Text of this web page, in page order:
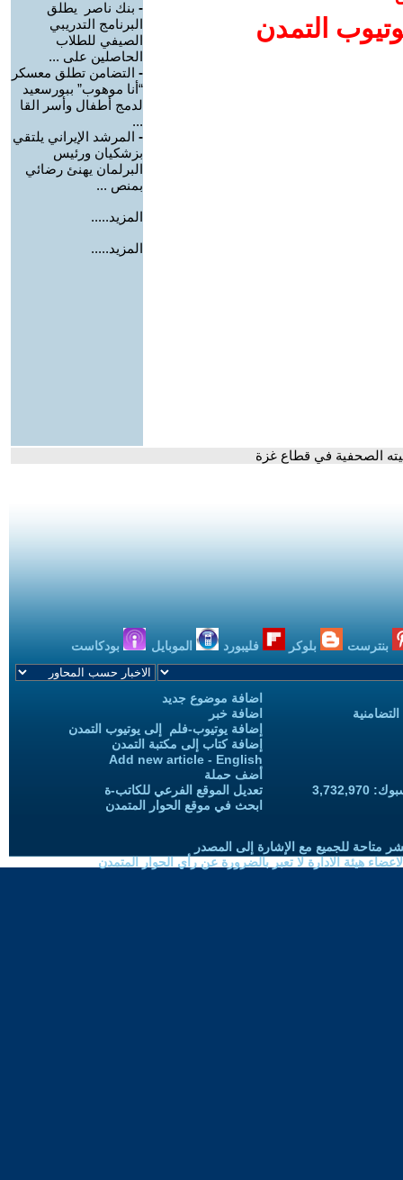
التمدن
- بنك ناصر يطلق
البرنامج التدريبي
الصيفي للطلاب
الحاصلين على ...
- التضامن تطلق معسكر
“أنا موهوب” ببورسعيد
لدمج أطفال وأسر القا
...
- المرشد الإيراني يلتقي
بزشكيان ورئيس
البرلمان يهنئ رضائي
بمنص ...
المزيد.....
المزيد.....
الصحفية في قطاع غزة
بنترست بلوكر فليبورد الموبايل بودكاست
اضافة موضوع جديد
اضافة خبر
إضافة يوتيوب-فلم إلى يوتيوب التمدن
إضافة كتاب إلى مكتبة التمدن
Add new article - English
أضف حملة
تعديل الموقع الفرعي للكاتب-ة
ابحث في موقع الحوار المتمدن
متاحة للجميع مع الإشارة إلى المصدر
هيئة الادارة لا تعبر بالضرورة عن رأي الحوار المتمدن